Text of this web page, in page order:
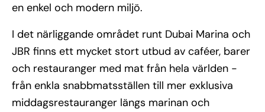
en enkel och modern miljö.
I det närliggande området runt Dubai Marina och
JBR finns ett mycket stort utbud av caféer, barer
och restauranger med mat från hela världen -
från enkla snabbmatsställen till mer exklusiva
middagsrestauranger längs marinan och